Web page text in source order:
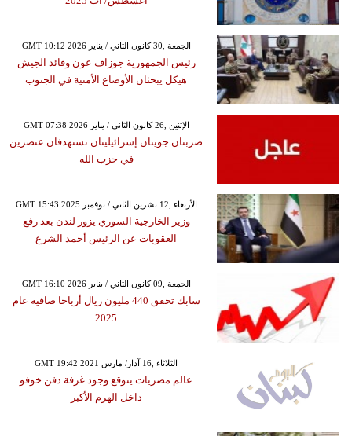
GMT 10:12 2026 الجمعة ,30 كانون الثاني / يناير
رئيس الجمهورية جوزاف عون وقائد الجيش
هيكل يبحثان الأوضاع الأمنية في الجنوب
GMT 07:38 2026 الإثنين ,26 كانون الثاني / يناير
ضربتان جويتان إسرائيليتان تستهدفان عنصرين
في حزب الله
GMT 15:43 2025 الأربعاء ,12 تشرين الثاني / نوفمبر
وزير الخارجية السوري يزور لندن بعد رفع
العقوبات عن الرئيس أحمد الشرع
GMT 16:10 2026 الجمعة ,09 كانون الثاني / يناير
سابك تحقق 440 مليون ريال أرباحا صافية عام
2025
GMT 19:42 2021 الثلاثاء ,16 آذار/ مارس
عالم مصريات يتوقع وجود غرفة دفن خوفو
داخل الهرم الأكبر